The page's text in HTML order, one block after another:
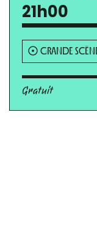
21h00
GRANDE
Gratuit